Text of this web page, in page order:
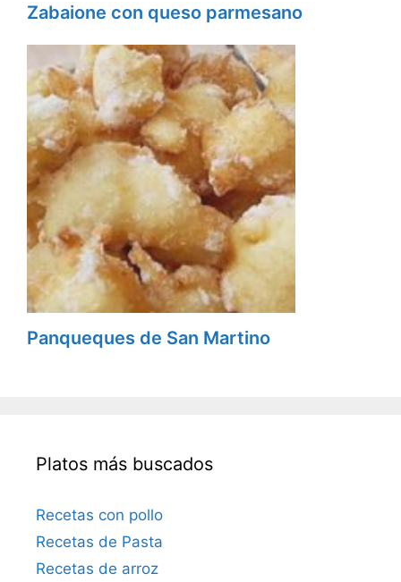
Zabaione con queso parmesano
Panqueques de San Martino
Platos más buscados
Recetas con pollo
Recetas de Pasta
Recetas de arroz